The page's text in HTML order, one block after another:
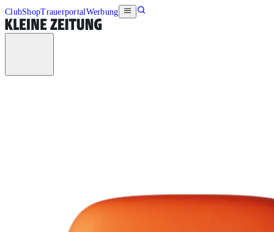
ClubShopTrauerportalWerbung